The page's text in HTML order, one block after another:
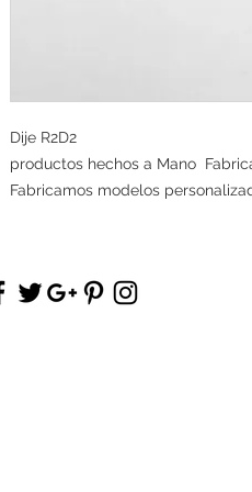
Dije R2D2
productos hechos a Mano
Fabricamos modelos